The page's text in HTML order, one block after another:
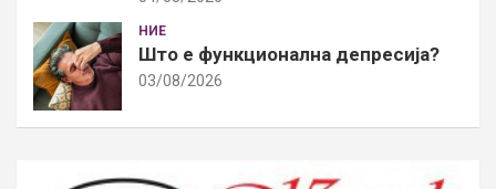
НИЕ
Што е функционална депресија?
03/08/2026